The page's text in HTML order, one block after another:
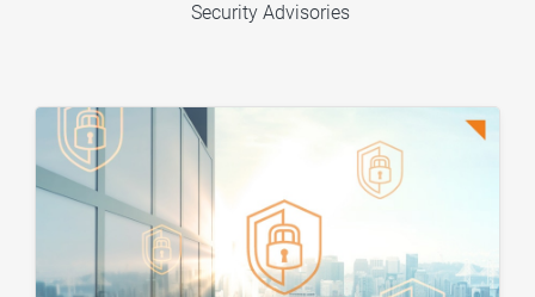
Security Advisories